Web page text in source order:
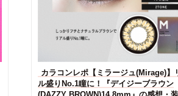
カラコンレポ【ミラージュ(Mirage)】
ル盛りNo.1瞳に！『デイジーブラウン